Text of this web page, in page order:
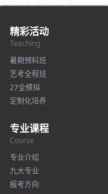
精彩活动
Teaching
暑期预科班
艺考全程班
27全模拟
定制化培养
专业课程
Course
专业介绍
九大专业
报考方向